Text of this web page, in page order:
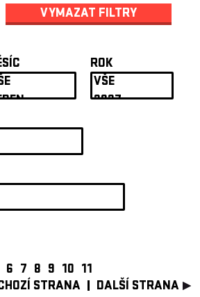
DIVADLO
OFF
O
VYMAZAT FILTRY
ROK
6 7 8 9 10 11
STRANA
DALŠÍ STRANA